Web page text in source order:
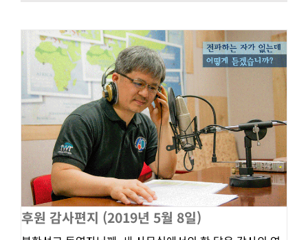
후원 감사편지 (2019년 5월 8일)